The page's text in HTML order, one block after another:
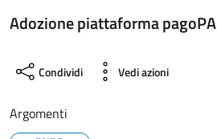
Adozione piattaforma pagoPA
Condividi Vedi azioni
Argomenti